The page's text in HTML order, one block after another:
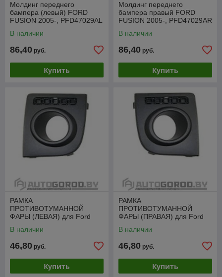
Молдинг переднего
бампера (левый) FORD
FUSION 2005-, PFD47029AL
В наличии
86,40 руб.
Купить
Молдинг переднего
бампера правый FORD
FUSION 2005-, PFD47029AR
В наличии
86,40 руб.
Купить
РАМКА
ПРОТИВОТУМАННОЙ
ФАРЫ (ЛЕВАЯ) для Ford
PFD99187CAL
В наличии
46,80 руб.
Купить
РАМКА
ПРОТИВОТУМАННОЙ
ФАРЫ (ПРАВАЯ) для Ford
PFD99187CAR
В наличии
46,80 руб.
Купить